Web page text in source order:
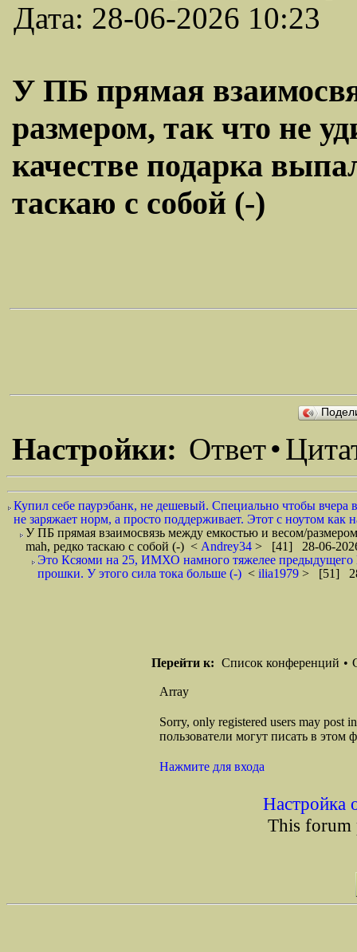
Дата: 28-06-2026 10:23
У ПБ прямая
размером, так что не
качестве подарка
таскаю с собой (-)
Настройки: Ответ•
Купил себе паурэбанк, не дешевый. Специально чтобы вчера
не заряжает норм, а просто поддерживает. Этот с ноутом как
У ПБ прямая взаимосвязь между емкостью и весом/
mah, редко таскаю с собой (-) < Andrey34 > [41] 28-06-
Это Ксяоми на 25, ИМХО намного тяжелее предыдущего
прошки. У этого сила тока больше (-) < ilia1979 > [51]
Перейти к: Список конференций •
Array
Sorry, only registered users may post
пользователи могут писать в этом
Нажмите для входа
Настройка
This